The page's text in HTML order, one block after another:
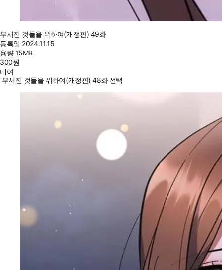
부서진 것들을 위하여(개정판) 49화
등록일 2024.11.15
용량15MB
300원
대여
부서진 것들을 위하여(개정판) 48화 선택